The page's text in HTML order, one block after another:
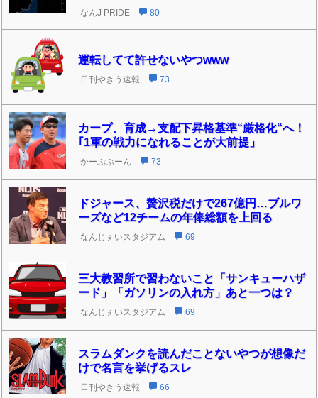
なんJ PRIDE 80
運転してて許せないやつwww
日刊やきう速報 73
カープ、育成→支配下昇格基準“厳格化“へ！
｢1軍の戦力になれることが大前提」
かーぷぶーん 73
ドジャース、贅沢税だけで267億円…ブルワ
ーズなど12チームの年俸総額を上回る
なんじぇいスタジアム 69
三大教習所で習わないこと「サンキューハザ
ード」「ガソリンの入れ方」あと一つは？
なんじぇいスタジアム 69
スラムダンクを読んだことないやつが想像だ
けで名言を挙げるスレ
日刊やきう速報 66